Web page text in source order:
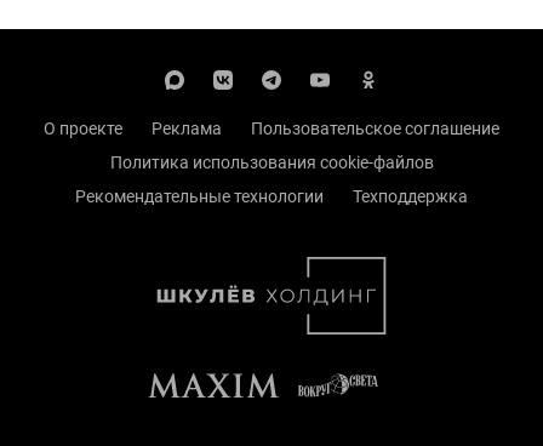
О проекте Реклама
Пользовательское соглашение
Политика использования cookie-файлов
Рекомендательные технологии
Техподдержка